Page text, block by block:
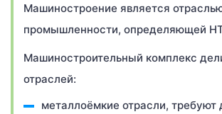
Машиностроение является
промышленности, определяющей
Машиностроительный комплекс
отраслей:
металлоёмкие отрасли, требуют